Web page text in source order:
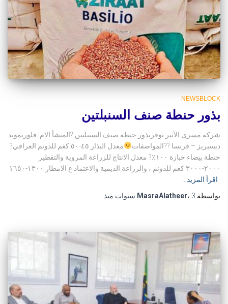
NEWSBLOCK
بذور حنطة صنف السنبلتين
شركة مسرى الأثير توفربذور حنطة صنف السنبلتين ?المنشأ الام: فلوريموند
ديسبريز – فرنسا ??المواصفات
معدل البذار ٤٥-٥٠ كغم للدونم العراقي?
حنطة بيضاء خبازة ١٠٠٪؜? معدل الانتاج للزراعة المروية والتقطير
٢٠٠٠-٣٠٠٠ كغم للدونم ، والزراعة الديمية والاعتماد ع الامطار ١٣٠٠-١٦٥٠
اقرأ المزيد…
بواسطة
MasraAlatheer، 3 سنوات منذ